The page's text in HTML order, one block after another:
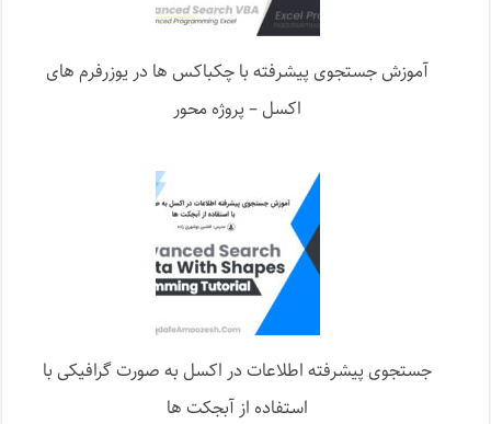
آموزش جستجوی پیشرفته با چکباکس ها در یوزرفرم های
اکسل – پروژه محور
جستجوی پیشرفته اطلاعات در اکسل به صورت گرافیکی با
استفاده از آبجکت ها